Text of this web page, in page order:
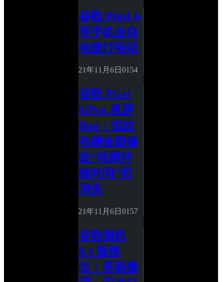
谷歌 Pixel 6
等手机会自
动拨打电话
21年11月6日 0154
谷歌 Pixel
6/Pro 息屏
Bug：指纹
动画会因修
改“动画持
续时间”而
消失
21年11月6日 0157
谷歌相机
8.4 版推
出：界面微